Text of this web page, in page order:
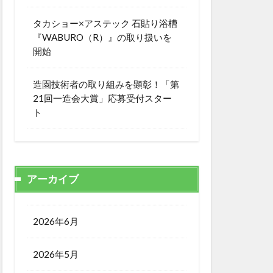
タカショー×アステック 石貼り浴槽
『WABURO（R）』の取り扱いを
開始
造園技術者の取り組みを顕彰！「第
21回一造会大賞」応募受付スター
ト
アーカイブ
2026年6月
2026年5月